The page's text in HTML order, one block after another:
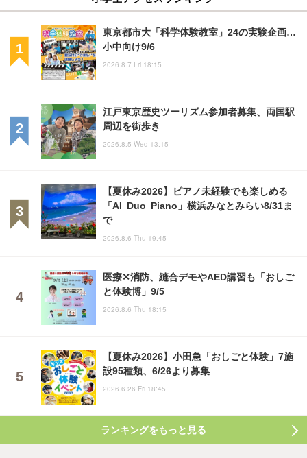
東京都市大「科学体験教室」24の実験企画…
小中向け9/6
2026.8.7 Fri 18:15
江戸東京歴史ツーリズム参加者募集、両国駅
周辺を街歩き
2026.8.5 Wed 13:15
【夏休み2026】ピアノ未経験でも楽しめる
「AI Duo Piano」横浜みなとみらい8/31ま
で
2026.8.6 Thu 19:45
医療✕消防、縫合デモやAED講習も「おしご
と体験博」9/5
2026.8.6 Thu 18:15
【夏休み2026】小田急「おしごと体験」7施
設95種類、6/26より募集
2026.6.26 Fri 18:45
ランキングをもっと見る